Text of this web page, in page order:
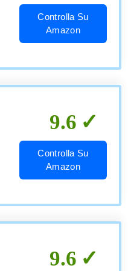
Controlla Su
Amazon
9.6
Controlla Su
Amazon
9.6